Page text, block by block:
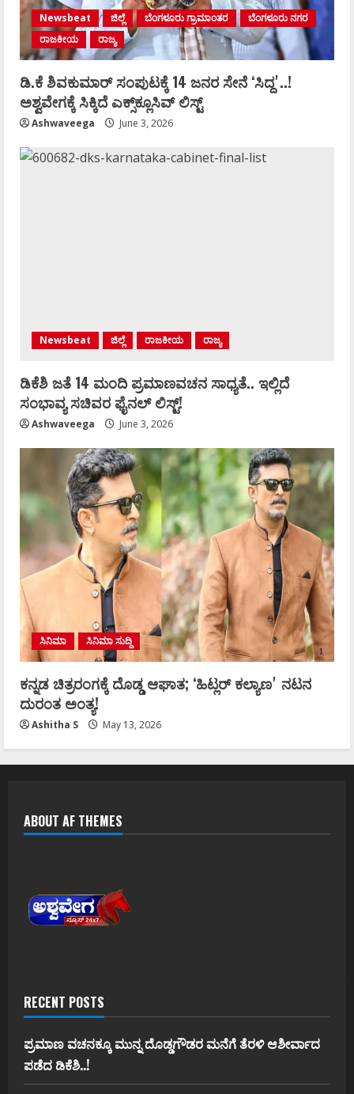
Newsbeat ಜಿಲ್ಲೆ ಬೆಂಗಳೂರು ಗ್ರಾಮಾಂತರ
ಬೆಂಗಳೂರು ನಗರ
ರಾಜಕೀಯ
ರಾಜ್ಯ
ಡಿ.ಕೆ ಶಿವಕುಮಾರ್‌ ಸಂಪುಟಕ್ಕೆ 14 ಜನರ ಸೇನೆ ʻಸಿದ್ದʼ..!
ಅಶ್ವವೇಗಕ್ಕೆ ಸಿಕ್ಕಿದೆ ಎಕ್ಸ್‌ಕ್ಲೂಸಿವ್‌ ಲಿಸ್ಟ್‌
Ashwaveega June 3, 2026
Newsbeat ಜಿಲ್ಲೆ ರಾಜಕೀಯ ರಾಜ್ಯ
ಡಿಕೆಶಿ ಜತೆ 14 ಮಂದಿ ಪ್ರಮಾಣವಚನ ಸಾಧ್ಯತೆ.. ಇಲ್ಲಿದೆ
ಸಂಭಾವ್ಯ ಸಚಿವರ ಫೈನಲ್ ಲಿಸ್ಟ್‌!
Ashwaveega June 3, 2026
ಸಿನಿಮಾ ಸಿನಿಮಾ ಸುದ್ದಿ
ಕನ್ನಡ ಚಿತ್ರರಂಗಕ್ಕೆ ದೊಡ್ಡ ಆಘಾತ; ʻಹಿಟ್ಲರ್ ಕಲ್ಯಾಣʼ ನಟನ
ದುರಂತ ಅಂತ್ಯ!
Ashitha S May 13, 2026
ABOUT AF THEMES
RECENT POSTS
ಪ್ರಮಾಣ ವಚನಕ್ಕೂ ಮುನ್ನ ದೊಡ್ಡಗೌಡರ ಮನೆಗೆ ತೆರಳಿ ಆಶೀರ್ವಾದ
ಪಡೆದ ಡಿಕೆಶಿ..!